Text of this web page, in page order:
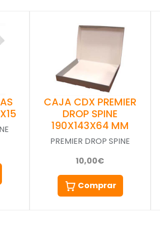
CAJA CDX PREMIER
DROP SPINE
190X143X64 MM
PREMIER DROP SPINE
10,00€
Comprar